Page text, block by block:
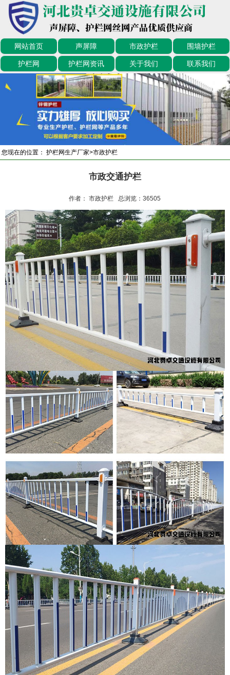
网站首页 声屏障 市政护栏 围墙护栏
护栏网 护栏网资讯 关于我们 联系我们
您现在的位置： 护栏网生产厂家>市政护栏
市政交通护栏
作者： 市政护栏 总浏览：36505